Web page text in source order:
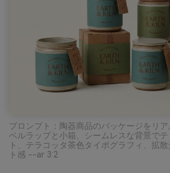
プロンプト：陶器商品のパッケージをリ
ベルラップと小箱、シームレスな背景で
ト、テラコッタ茶色タイポグラフィ、拡
ト感 --ar 3:2